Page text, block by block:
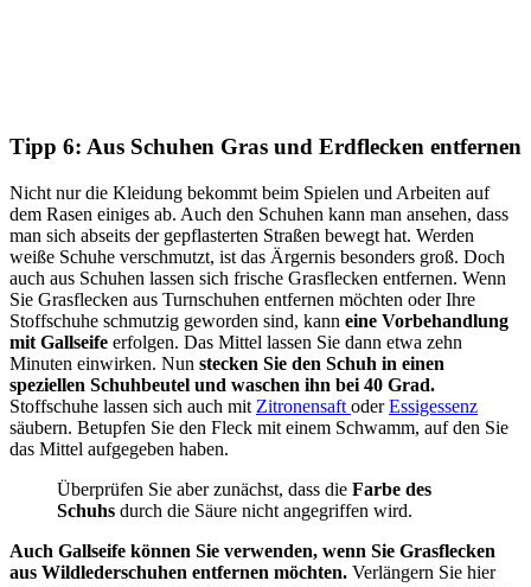
Tipp 6: Aus Schuhen Gras und Erdflecken entfernen
Nicht nur die Kleidung bekommt beim Spielen und Arbeiten auf
dem Rasen einiges ab. Auch den Schuhen kann man ansehen, dass
man sich abseits der gepflasterten Straßen bewegt hat. Werden
weiße Schuhe verschmutzt, ist das Ärgernis besonders groß. Doch
auch aus Schuhen lassen sich frische Grasflecken entfernen. Wenn
Sie Grasflecken aus Turnschuhen entfernen möchten oder Ihre
Stoffschuhe schmutzig geworden sind, kann eine Vorbehandlung
mit Gallseife erfolgen. Das Mittel lassen Sie dann etwa zehn
Minuten einwirken. Nun stecken Sie den Schuh in einen
speziellen Schuhbeutel und waschen ihn bei 40 Grad.
Stoffschuhe lassen sich auch mit Zitronensaft oderEssigessenz
säubern. Betupfen Sie den Fleck mit einem Schwamm, auf den Sie
das Mittel aufgegeben haben.
Überprüfen Sie aber zunächst, dass die Farbe des
Schuhs durch die Säure nicht angegriffen wird.
Auch Gallseife können Sie verwenden, wenn Sie Grasflecken
aus Wildlederschuhen entfernen möchten. Verlängern Sie hier